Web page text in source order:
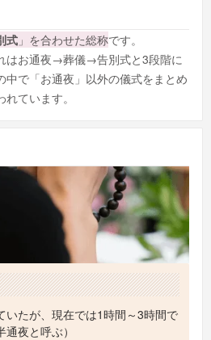
式 」を合わせた総称です。
はお通夜→葬儀→告別式と3段階に
中で「お通夜」以外の儀式をまとめ
ています。
いたが、現在では1時間～3時間で
夜と呼ぶ）